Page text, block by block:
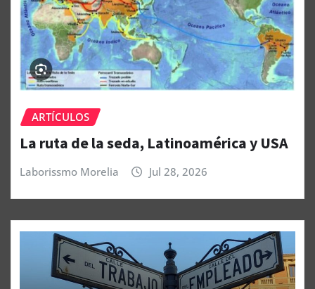
ARTÍCULOS
La ruta de la seda, Latinoamérica y USA
Laborissmo Morelia Jul 28, 2026